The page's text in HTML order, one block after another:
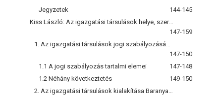
Jegyzetek
144-145
Kiss László: Az igazgatási társulások helye, szerepe és fejlesztésük irányai Baranya megyében
147-159
147-150
1.1 A jogi szabályozás tartalmi elemei
147-148
1.2 Néhány következtetés
149-150